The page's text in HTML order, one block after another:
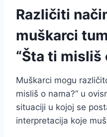
Različiti
muškarci
“Šta ti misliš
Muškarci mogu
misliš o nama?” u
situaciji u kojoj se
interpretacija koje